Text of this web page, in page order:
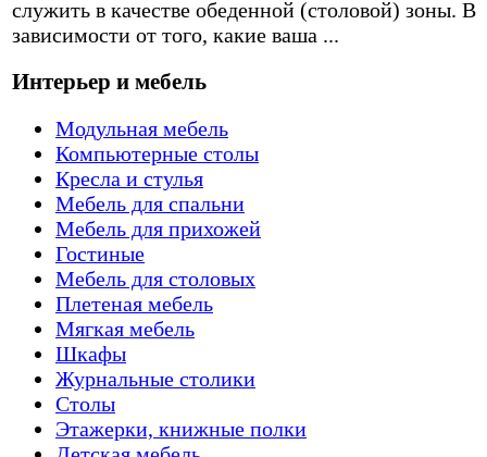
служить в качестве обеденной (столовой) зоны. В
зависимости от того, какие ваша ...
Интерьер и мебель
Модульная мебель
Компьютерные столы
Кресла и стулья
Мебель для спальни
Мебель для прихожей
Гостиные
Мебель для столовых
Плетеная мебель
Мягкая мебель
Шкафы
Журнальные столики
Столы
Этажерки, книжные полки